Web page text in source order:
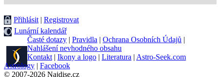
Přihlásit | Registrovat
Lunární kalendář
Časté dotazy | Pravidla | Ochrana Osobních Údajů |
Nahlášení nevhodného obsahu
Kontakt | Ikony a logo | Literatura | Astro-Seek.com
Astrology | Facebook
© 2007-2026 Najdise.cz